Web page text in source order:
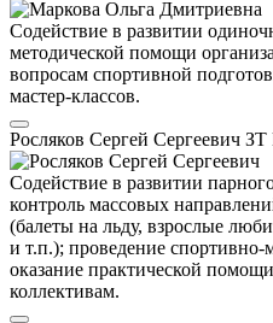
Содействие в развитии
методической помощи
вопросам спортивной
мастер-классов.
Росляков Сергей Сергеевич ЗТ
Содействие в развитии
контроль массовых
(балеты на льду, взрослые
и т.п.); проведение
оказание практической
коллективам.